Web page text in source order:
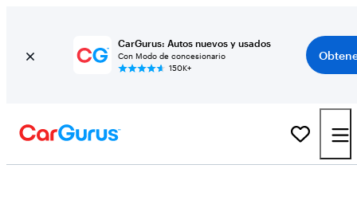
CarGurus: Autos nuevos y usados
Con Modo de concesionario
150K+